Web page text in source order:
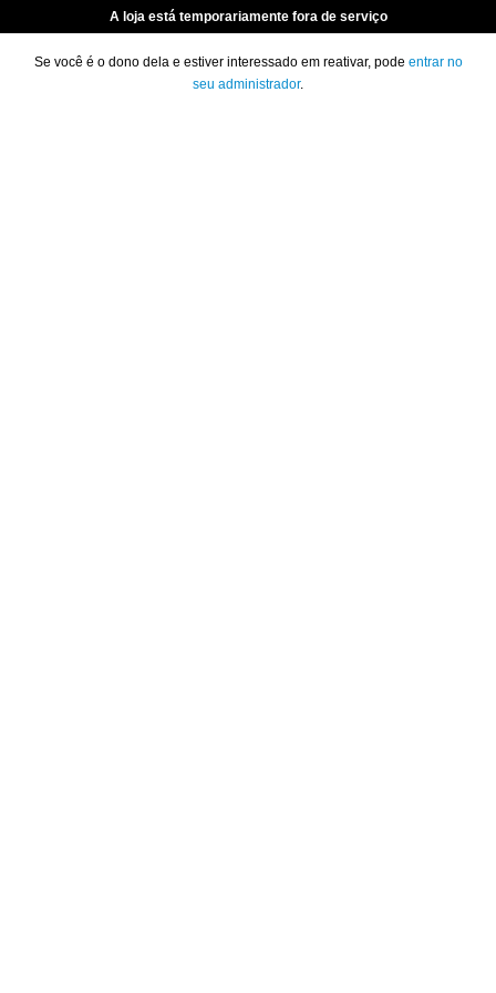
A loja está temporariamente fora de serviço
Se você é o dono dela e estiver interessado em reativar, pode entrar no
seu administrador.